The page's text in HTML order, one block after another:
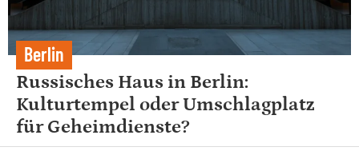
Berlin
Russisches Haus in Berlin:
Kulturtempel oder Umschlagplatz
für Geheimdienste?